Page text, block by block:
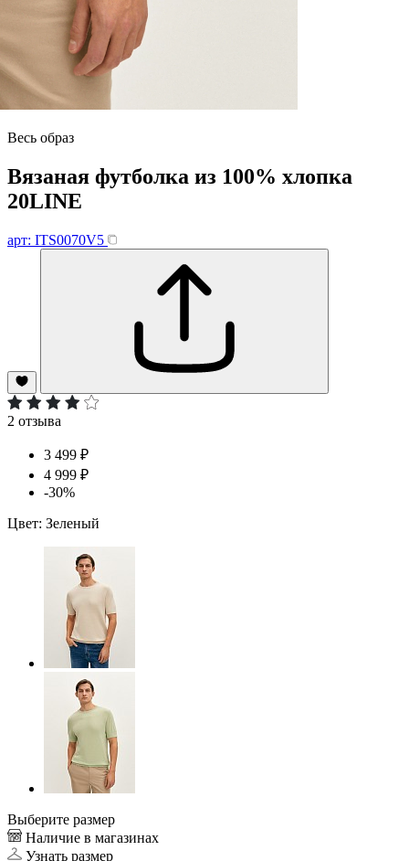
Весь образ
Вязаная футболка из 100% хлопка
20LINE
арт: ITS0070V5
2 отзыва
3 499 ₽
4 999 ₽
-30%
Цвет: Зеленый
Выберите размер
Наличие в магазинах
Узнать размер